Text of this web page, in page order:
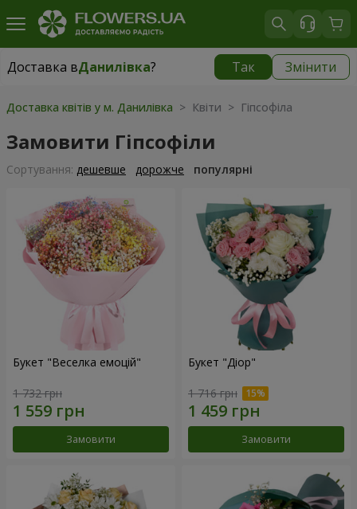
Доставка вДанилівка? Так Змінити
Доставка вДанилівка|
Доставка квітів у м. Данилівка > Квіти > Гіпсофіла
Замовити Гіпсофіли
Сортування: дешевше дорожче популярні
Букет "Веселка емоцій"
1 732 грн
Замовити
Букет "Діор"
1 716 грн
Замовити